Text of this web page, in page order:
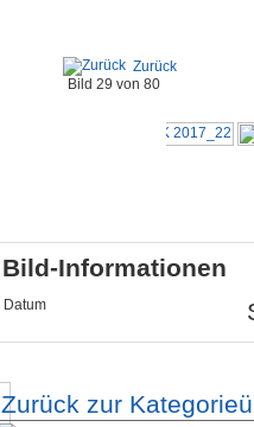
Zurück
Bild 29 von 80
Bild-Informationen
Datum
Zurück zur